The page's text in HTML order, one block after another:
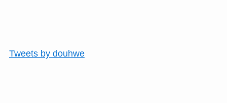
Tweets by douhwe